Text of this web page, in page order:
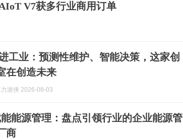
V7获多行业商用订单
工业：预测性维护、智能决策，这家创
在创造未来
力游侠 2026-08-03
能源管理：盘点引领行业的企业能源管
商